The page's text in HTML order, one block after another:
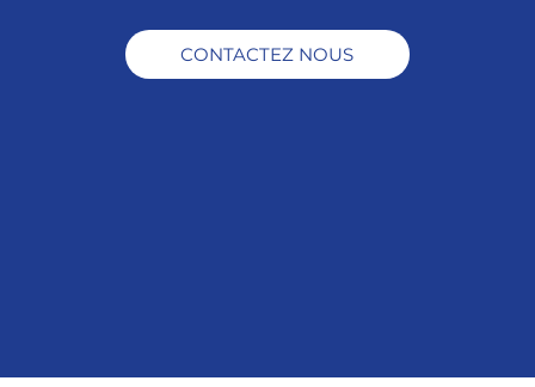
CONTACTEZ NOUS